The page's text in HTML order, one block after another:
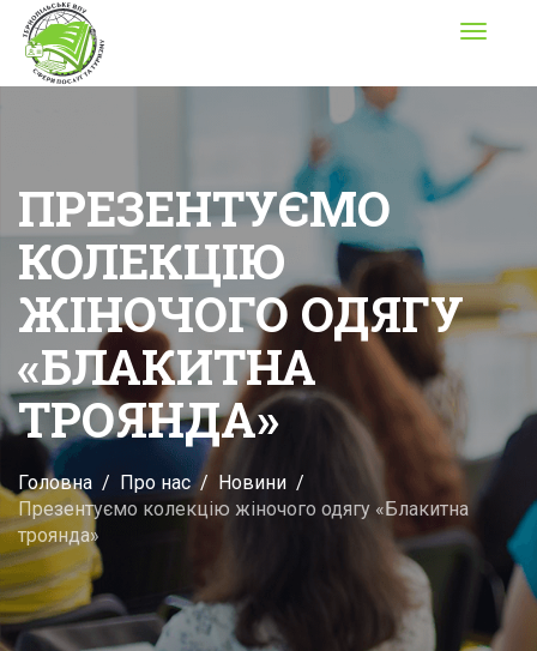
Toggle
ПРЕЗЕНТУЄМО
КОЛЕКЦІЮ
ЖІНОЧОГО ОДЯГУ
«БЛАКИТНА
ТРОЯНДА»
Головна Про нас
Новини
Презентуємо колекцію жіночого одягу «Блакитна
троянда»